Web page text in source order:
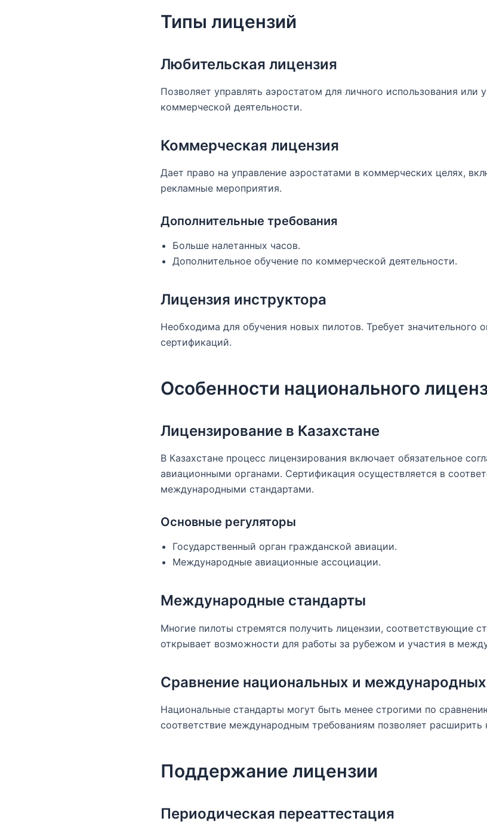
Типы лицензий
Любительская лицензия
Позволяет управлять аэростатом для личного использования или
коммерческой деятельности.
Коммерческая лицензия
Дает право на управление аэростатами в коммерческих целях,
рекламные мероприятия.
Дополнительные требования
Больше налетанных часов.
Дополнительное обучение по коммерческой деятельности.
Лицензия инструктора
Необходима для обучения новых пилотов. Требует значительного
сертификаций.
Особенности национального
Лицензирование в Казахстане
В Казахстане процесс лицензирования включает обязательное
авиационными органами. Сертификация осуществляется в
международными стандартами.
Основные регуляторы
Государственный орган гражданской авиации.
Международные авиационные ассоциации.
Международные стандарты
Многие пилоты стремятся получить лицензии, соответствующие
открывает возможности для работы за рубежом и участия в
Сравнение национальных и
Национальные стандарты могут быть менее строгими по
соответствие международным требованиям позволяет расширить
Поддержание лицензии
Периодическая переаттестация